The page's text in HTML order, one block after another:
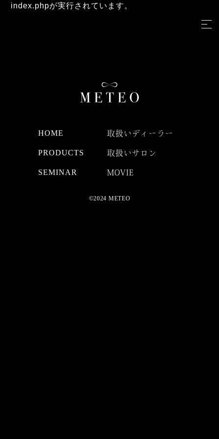
index.phpが実行されています。
HOME
PRODUCTS
SEMINAR
取扱いディーラー
取扱いサロン
MOVIE
©2024 METEO